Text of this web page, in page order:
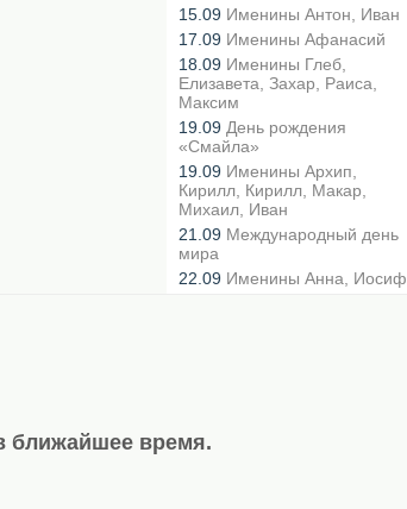
15.09 Именины Антон, Иван
17.09 Именины Афанасий
18.09 Именины Глеб,
Елизавета, Захар, Раиса,
Максим
19.09 День рождения
«Смайла»
19.09 Именины Архип,
Кирилл, Кирилл, Макар,
Михаил, Иван
21.09 Международный день
мира
22.09 Именины Анна, Иосиф
ближайшее время.